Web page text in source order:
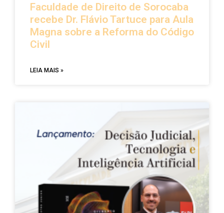
Faculdade de Direito de Sorocaba
recebe Dr. Flávio Tartuce para Aula
Magna sobre a Reforma do Código
Civil
LEIA MAIS »